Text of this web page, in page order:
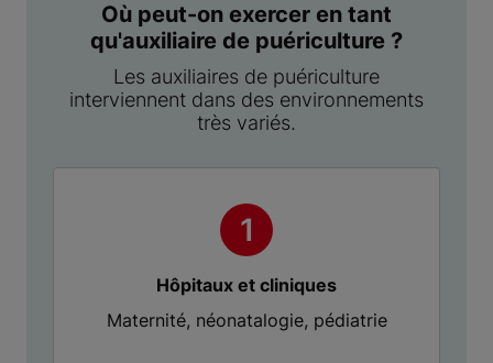
Où peut-on exercer en tant
qu'auxiliaire de puériculture ?
Les auxiliaires de puériculture
interviennent dans des environnements
très variés.
Hôpitaux et cliniques
Maternité, néonatalogie, pédiatrie